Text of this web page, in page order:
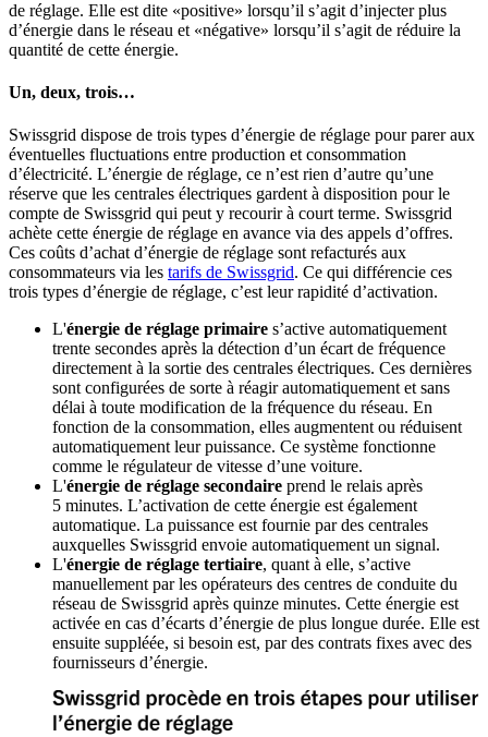
de réglage. Elle est dite «positive» lorsqu’il s’agit d’injecter plus
d’énergie dans le réseau et «négative» lorsqu’il s’agit de réduire la
quantité de cette énergie.
Un, deux, trois…
Swissgrid dispose de trois types d’énergie de réglage pour parer aux
éventuelles fluctuations entre production et consommation
d’électricité. L’énergie de réglage, ce n’est rien d’autre qu’une
réserve que les centrales électriques gardent à disposition pour le
compte de Swissgrid qui peut y recourir à court terme. Swissgrid
achète cette énergie de réglage en avance via des appels d’offres.
Ces coûts d’achat d’énergie de réglage sont refacturés aux
consommateurs via les tarifs de Swissgrid. Ce qui différencie ces
trois types d’énergie de réglage, c’est leur rapidité d’activation.
L'énergie de réglage primaire s’active automatiquement
trente secondes après la détection d’un écart de fréquence
directement à la sortie des centrales électriques. Ces dernières
sont configurées de sorte à réagir automatiquement et sans
délai à toute modification de la fréquence du réseau. En
fonction de la consommation, elles augmentent ou réduisent
automatiquement leur puissance. Ce système fonctionne
comme le régulateur de vitesse d’une voiture.
L'énergie de réglage secondaire prend le relais après
5 minutes. L’activation de cette énergie est également
automatique. La puissance est fournie par des centrales
auxquelles Swissgrid envoie automatiquement un signal.
L'énergie de réglage tertiaire, quant à elle, s’active
manuellement par les opérateurs des centres de conduite du
réseau de Swissgrid après quinze minutes. Cette énergie est
activée en cas d’écarts d’énergie de plus longue durée. Elle est
ensuite suppléée, si besoin est, par des contrats fixes avec des
fournisseurs d’énergie.